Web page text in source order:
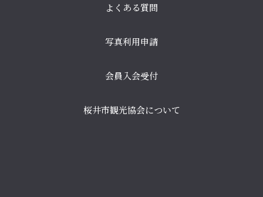
よくある質問
写真利用申請
会員入会受付
桜井市観光協会について